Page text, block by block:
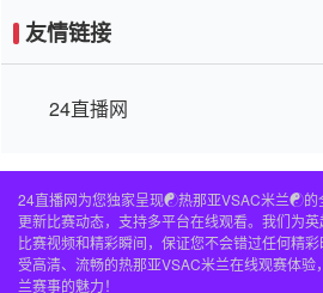
友情链接
24直播网
24直播网为您独家呈现☯️热那亚VSAC米兰☯️的
更新比赛动态，支持多平台在线观看。我们为
比赛视频和精彩瞬间，保证您不会错过任何精
受高清、流畅的热那亚VSAC米兰在线观赛体
兰赛事的魅力！